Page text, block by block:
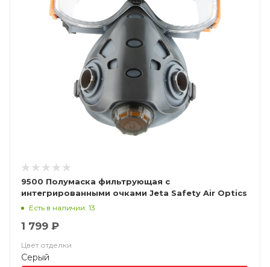
9500 Полумаска фильтрующая с
интегрированными очками Jeta Safety Air Optics
Есть в наличии: 13
1 799 ₽
Цвет отделки
Серый